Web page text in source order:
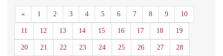
«Anterior
1 2 3 4 5 6 7 8 9 10
11 12 13 14 15 16 17 18 19
20 21 22 23 24 25 26 27 28